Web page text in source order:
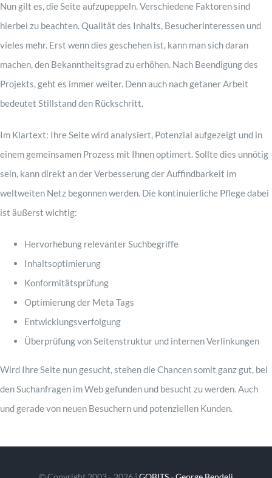
Nun gilt es, die Seite aufzupeppeln. Verschiedene Faktoren sind
hierbei zu beachten. Qualität des Inhalts, Besucherinteressen und
vieles mehr. Erst wenn dies geschehen ist, kann man sich daran
machen, den Bekanntheitsgrad zu erhöhen. Nach Beendigung des
Projekts, geht es immer weiter. Denn auch nach getaner Arbeit
bedeutet Stillstand den Rückschritt.
Im Klartext: Ihre Seite wird analysiert, Potenzial aufgezeigt und in
einem gemeinsamen Prozess mit Ihnen optimert. Sollte dies unnötig
sein, kann direkt an der Verbesserung der Auffindbarkeit im
weltweiten Netz begonnen werden. Die kontinuierliche Pflege dabei
ist äußerst wichtig:
Hervorhebung relevanter Suchbegriffe
Inhaltsoptimierung
Konformitätsprüfung
Optimierung der Meta Tags
Entwicklungsverfolgung
Überprüfung von Seitenstruktur und internen Verlinkungen
Wird Ihre Seite nun gesucht, stehen die Chancen somit ganz gut, bei
den Suchanfragen im Web gefunden und besucht zu werden. Auch
und gerade von neuen Besuchern und potenziellen Kunden.